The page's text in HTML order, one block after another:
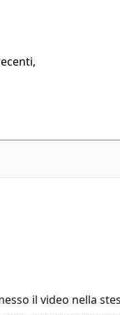
il video nella